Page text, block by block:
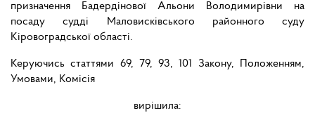
призначення Бадердінової Альони Володимирівни на
посаду судді Маловисківського районного суду
Кіровоградської області.
Керуючись статтями 69, 79, 93, 101 Закону, Положенням,
Умовами, Комісія
вирішила: